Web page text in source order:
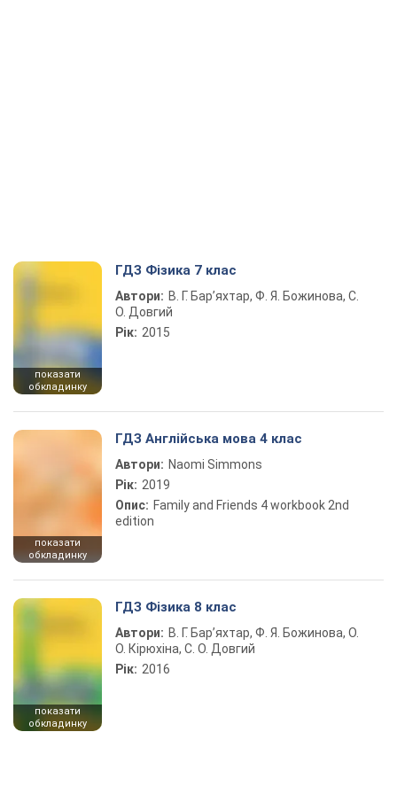
показати
обкладинку
ГДЗ Фізика 7 клас
Автори: В. Г. Бар’яхтар, Ф. Я. Божинова, С.
О. Довгий
Рік: 2015
показати
обкладинку
ГДЗ Англійська мова 4 клас
Автори: Naomi Simmons
Рік: 2019
Опис: Family and Friends 4 workbook 2nd
edition
показати
обкладинку
ГДЗ Фізика 8 клас
Автори: В. Г. Бар’яхтар, Ф. Я. Божинова, О.
О. Кірюхіна, С. О. Довгий
Рік: 2016